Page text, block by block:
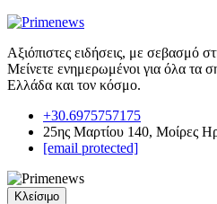
Αξιόπιστες ειδήσεις, με σεβασμό
Μείνετε ενημερωμένοι για όλα τα
Ελλάδα και τον κόσμο.
+30.6975757175
25ης Μαρτίου 140, Μοίρες
[email protected]
Κλείσιμο